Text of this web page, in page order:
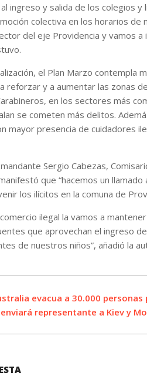
ingreso y salida de los colegios
colectiva en los horarios de
del eje Providencia y vamos
el Plan Marzo
reforzar y a aumentar las zonas
en los sectores más
se cometen más delitos.
mayor presencia de cuidadores
Sergio Cabezas,
que “hacemos un
los ilícitos en la comuna de
ilegal la vamos a
que aprovechan el ingreso
de nuestros niños”, añadió la
evacua a 30.000
enviará representante a Kiev y